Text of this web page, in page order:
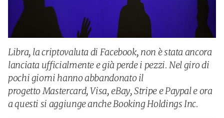
Libra, la criptovaluta di Facebook, non è stata ancora
lanciata ufficialmente e già perde i pezzi. Nel giro di
pochi giorni hanno abbandonato il
progetto Mastercard, Visa, eBay, Stripe e Paypal e ora
a questi si aggiunge anche Booking Holdings Inc.